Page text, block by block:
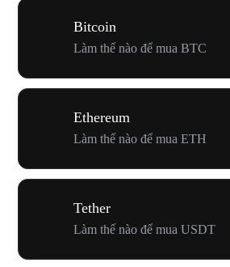
Bitcoin
Làm thế nào để mua BTC
Ethereum
Làm thế nào để mua ETH
Tether
Làm thế nào để mua USDT